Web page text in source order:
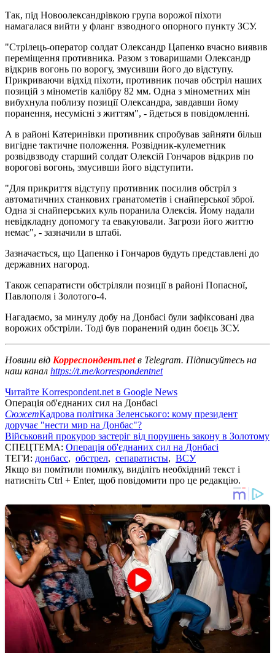
Так, під Новоолександрівкою група ворожої піхоти
намагалася вийти у фланг взводного опорного пункту ЗСУ.
"Стрілець-оператор солдат Олександр Цапенко вчасно виявив
переміщення противника. Разом з товаришами Олександр
відкрив вогонь по ворогу, змусивши його до відступу.
Прикриваючи відхід піхоти, противник почав обстріл наших
позицій з мінометів калібру 82 мм. Одна з мінометних мін
вибухнула поблизу позиції Олександра, завдавши йому
поранення, несумісні з життям", - йдеться в повідомленні.
А в районі Катеринівки противник спробував зайняти більш
вигідне тактичне положення. Розвідник-кулеметник
розвідвзводу старший солдат Олексій Гончаров відкрив по
ворогові вогонь, змусивши його відступити.
"Для прикриття відступу противник посилив обстріл з
автоматичних станкових гранатометів і снайперської зброї.
Одна зі снайперських куль поранила Олексія. Йому надали
невідкладну допомогу та евакуювали. Загрози його життю
немає", - зазначили в штабі.
Зазначається, що Цапенко і Гончаров будуть представлені до
державних нагород.
Також сепаратисти обстріляли позиції в районі Попасної,
Павлополя і Золотого-4.
Нагадаємо, за минулу добу на Донбасі були зафіксовані два
ворожих обстріли. Тоді був поранений один боєць ЗСУ.
Новини від Корреспондент.netв Telegram. Підписуйтесь на
наш канал https://t.me/korrespondentnet
Читайте Korrespondent.net в Google News
Операція об'єднаних сил на Донбасі
СюжетКадрова політика Зеленського: кому президент
доручає "нести мир на Донбас"?
Військовий прокурор застеріг від порушень закону в Золотому
СПЕЦТЕМА: Операція об'єднаних сил на Донбасі
ТЕГИ: донбасс, обстрел, сепаратисты, ВСУ
Якщо ви помітили помилку, виділіть необхідний текст і
натисніть Ctrl + Enter, щоб повідомити про це редакцію.